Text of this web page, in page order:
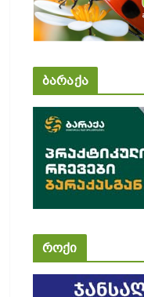
ბარაქა
როქი